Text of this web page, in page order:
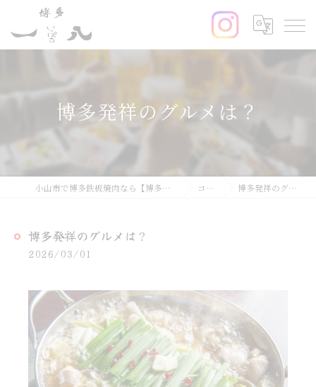
博多発祥のグルメは？
小山市で博多鉄板焼肉なら【博多鉄板焼肉一八】 コラム 博多発祥のグルメは？
博多発祥のグルメは？
2026/03/01